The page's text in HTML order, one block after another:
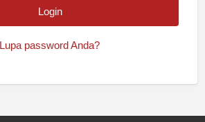
Lupa password Anda?